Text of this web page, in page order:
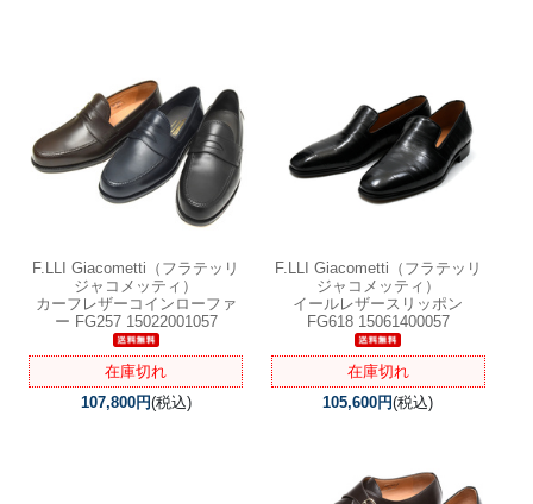
F.LLI Giacometti（フラテッリ
ジャコメッティ）
カーフレザーコインローファ
ー FG257 15022001057
在庫切れ
107,800円(税込)
F.LLI Giacometti（フラテッリ
ジャコメッティ）
イールレザースリッポン
FG618 15061400057
在庫切れ
105,600円(税込)